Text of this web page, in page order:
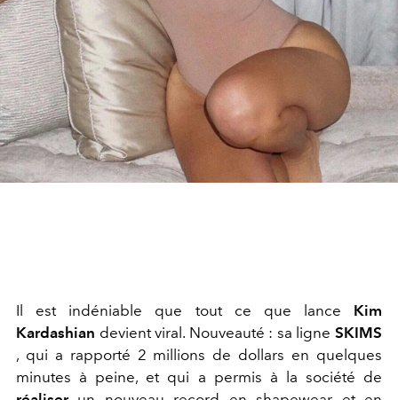
Il est indéniable que tout ce que lance Kim
Kardashian devient viral. Nouveauté : sa ligne SKIMS
, qui a rapporté 2 millions de dollars en quelques
minutes à peine, et qui a permis à la société de